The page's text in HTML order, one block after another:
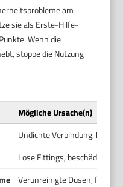
am
sie als Erste-Hilfe-
Wenn die
stoppe die Nutzung
Mögliche Ursache(n)
Undichte Verbindung,
Lose Fittings, beschädigte
Verunreinigte Düsen,